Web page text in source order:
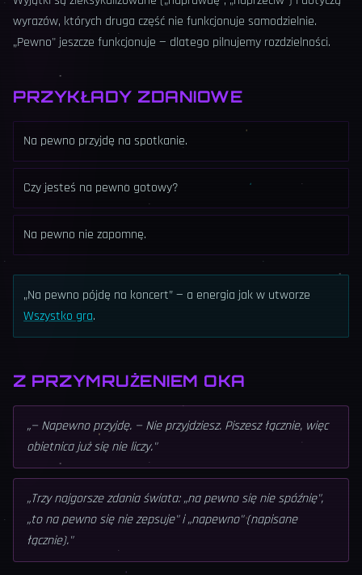
wyrazów, których druga część nie funkcjonuje samodzielnie.
„Pewno" jeszcze funkcjonuje — dlatego pilnujemy rozdzielności.
PRZYKŁADY ZDANIOWE
Na pewno przyjdę na spotkanie.
Czy jesteś na pewno gotowy?
Na pewno nie zapomnę.
„Na pewno pójdę na koncert” — a energia jak w utworze
Wszystko gra.
Z PRZYMRUŻENIEM OKA
„— Napewno przyjdę. — Nie przyjdziesz. Piszesz łącznie, więc
obietnica już się nie liczy."
„Trzy najgorsze zdania świata: „na pewno się nie spóźnię",
„to na pewno się nie zepsuje" i „napewno" (napisane
łącznie)."